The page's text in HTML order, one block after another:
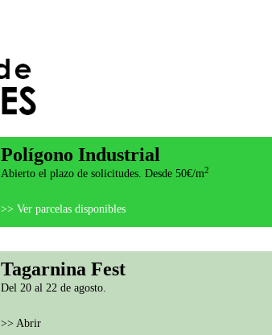
Polígono Industrial
Abierto el plazo de solicitudes. Desde 50€/m2
>> Ver parcelas disponibles
Tagarnina Fest
Del 20 al 22 de agosto.
>> Abrir